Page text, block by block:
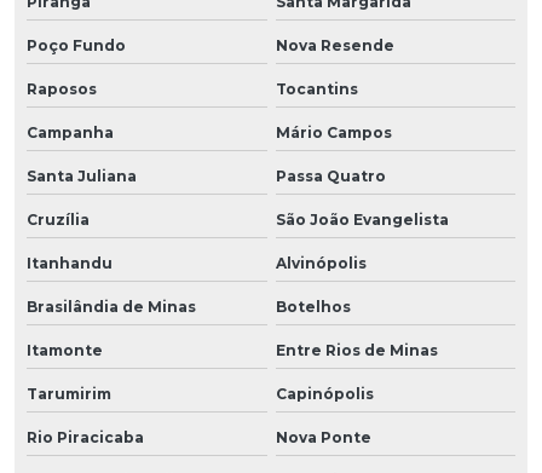
Poço Fundo Nova Resende
Raposos Tocantins
Campanha Mário Campos
Santa Juliana Passa Quatro
Cruzília São João Evangelista
Itanhandu Alvinópolis
Brasilândia de Minas Botelhos
Itamonte Entre Rios de Minas
Tarumirim Capinópolis
Rio Piracicaba Nova Ponte